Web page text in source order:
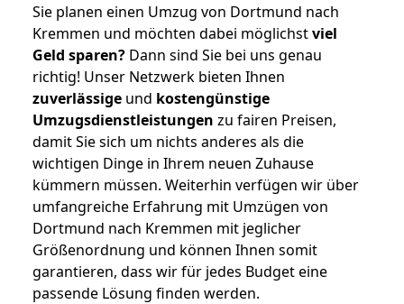
Sie planen einen Umzug von Dortmund nach
Kremmen und möchten dabei möglichstviel
Geld sparen? Dann sind Sie bei uns genau
richtig! Unser Netzwerk bieten Ihnen
zuverlässige und kostengünstige
Umzugsdienstleistungen zu fairen Preisen,
damit Sie sich um nichts anderes als die
wichtigen Dinge in Ihrem neuen Zuhause
kümmern müssen. Weiterhin verfügen wir über
umfangreiche Erfahrung mit Umzügen von
Dortmund nach Kremmen mit jeglicher
Größenordnung und können Ihnen somit
garantieren, dass wir für jedes Budget eine
passende Lösung finden werden.